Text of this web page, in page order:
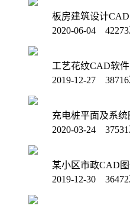
板房建筑设计
2020-06-04
工艺花纹CAD软件
2019-12-27
充电桩平面及系
2020-03-24
某小区市政CAD
2019-12-30